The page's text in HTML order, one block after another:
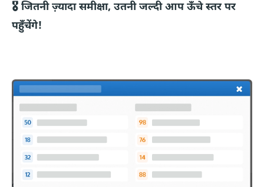
🎖️ जितनी ज़्यादा समीक्षा, उतनी जल्दी आप ऊँचे स्तर पर
पहुँचेंगे!